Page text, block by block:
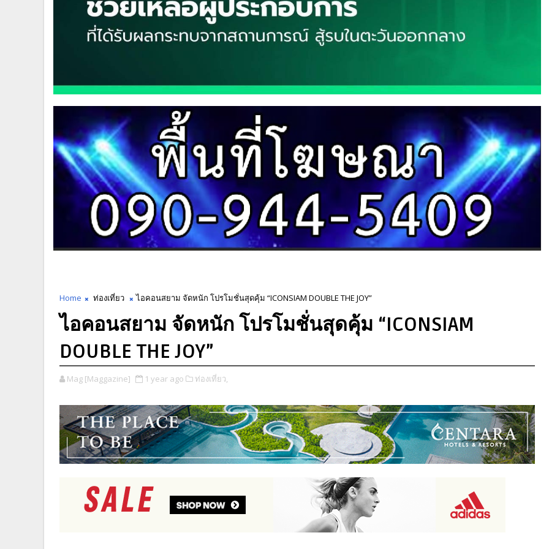
Home ท่องเที่ยว ไอคอนสยาม จัดหนัก โปรโมชั่นสุดคุ้ม “ICONSIAM DOUBLE THE JOY”
ไอคอนสยาม จัดหนัก โปรโมชั่นสุดคุ้ม “ICONSIAM
DOUBLE THE JOY”
Mag [Maggazine] 1 year ago ท่องเที่ยว,